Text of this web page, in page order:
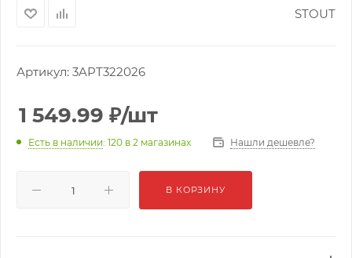
STOUT
Артикул: 3APT322026
1 549.99 ₽/шт
Есть в наличии: 120 в 2 магазинах Нашли дешевле?
В КОРЗИНУ